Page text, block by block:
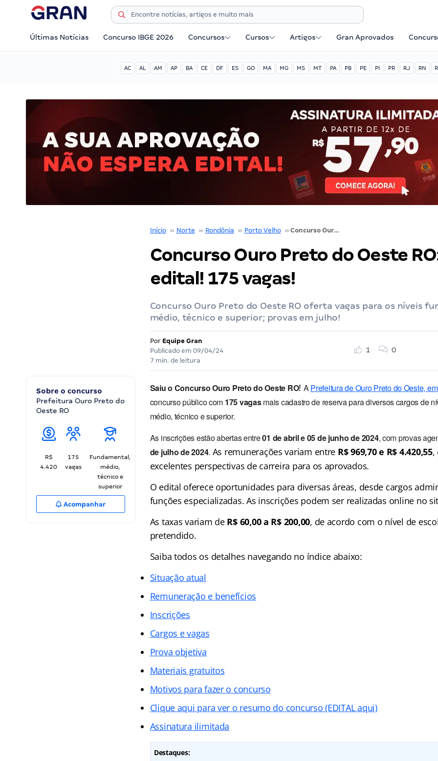
Últimas Notícias Concurso IBGE 2026 Concursos Cursos Artigos Gran Aprovados
AC AL AM AP BA CE DF ES GO MA MG MS MT PA PB PE PI PR RJ RN
Início ›› Norte ›› Rondônia ›› Porto Velho ›› Concurso Ouro Preto do Oeste RO: SAIU edital! 175 vagas!
Concurso Ouro Preto do Oeste
edital! 175 vagas!
Concurso Ouro Preto do Oeste RO oferta vagas para os níveis
médio, técnico e superior; provas em julho!
Por Equipe Gran
Publicado em 09/04/24
7 min. de leitura
1 0
Sobre o concurso
Prefeitura Ouro Preto do
Oeste RO
R$
4.420
175
vagas
Fundamental,
médio,
técnico e
superior
Acompanhar
Saiu o Concurso Ouro Preto do Oeste RO! APrefeitura de Ouro Preto do Oeste,
concurso público com 175 vagasmais cadastro de reserva para diversos cargos de
médio, técnico e superior.
As inscrições estão abertas entre01 de abril e 05 de junho de 2024, com provas
de julho de 2024. As remunerações variam entre R$ 969,70 e R$ 4.420,55,
excelentes perspectivas de carreira para os aprovados.
O edital oferece oportunidades para diversas áreas, desde cargos
funções especializadas. As inscrições podem ser realizadas online no
As taxas variam de R$ 60,00 a R$ 200,00, de acordo com o nível de
pretendido.
Saiba todos os detalhes navegando no índice abaixo:
Situação atual
Remuneração e benefícios
Inscrições
Cargos e vagas
Prova objetiva
Materiais gratuitos
Motivos para fazer o concurso
Clique aqui para ver o resumo do concurso (EDITAL aqui)
Assinatura ilimitada
Destaques: